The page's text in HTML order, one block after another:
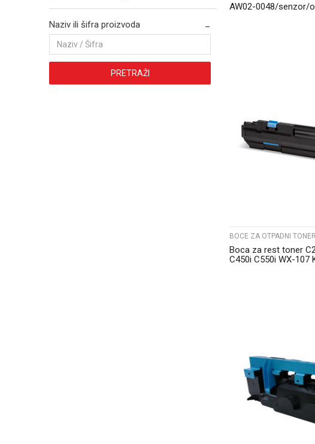
Naziv ili šifra proizvoda
PRETRAŽI
AW02-0048/senzor/o
BOCE ZA OTPADNI TONER
Boca za rest toner
C450i C550i WX-107